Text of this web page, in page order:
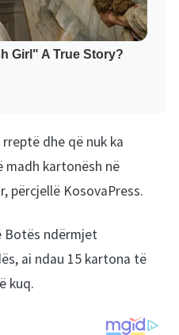
dhe që nuk ka
madh kartonësh në
përcjellë KosovaPress.
Botës ndërmjet
ai ndau 15 kartona të
kuq.